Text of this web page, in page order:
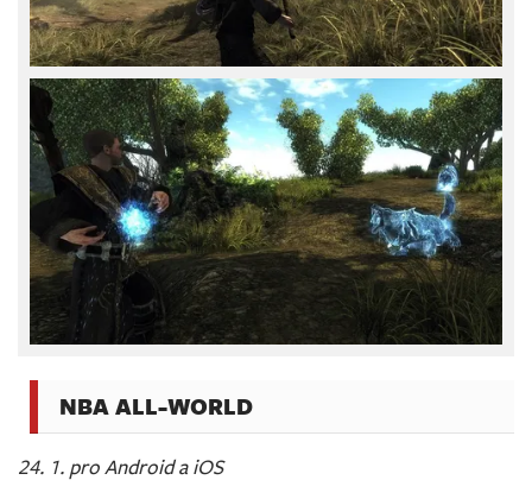
NBA ALL-WORLD
24. 1. pro Android a iOS